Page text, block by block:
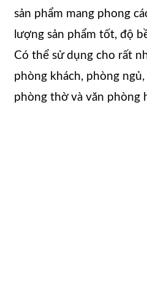
sản phẩm mang phong
lượng sản phẩm tốt, độ
Có thể sử dụng cho rất
phòng khách, phòng
phòng thờ và văn phòng